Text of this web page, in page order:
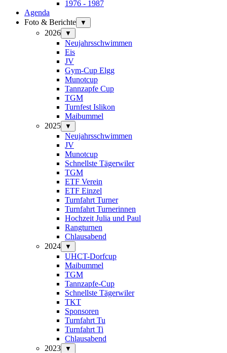
1976 - 1987
Agenda
Foto & Berichte
▼
2026 ▼
Neujahrsschwimmen
Eis
JV
Gym-Cup Elgg
Munotcup
Tannzapfe Cup
TGM
Turnfest Islikon
Maibummel
2025
▼
Neujahrsschwimmen
JV
Munotcup
Schnellste Tägerwiler
TGM
ETF Verein
ETF Einzel
Turnfahrt Turner
Turnfahrt Turnerinnen
Hochzeit Julia und Paul
Rangturnen
Chlausabend
2024
▼
UHCT-Dorfcup
Maibummel
TGM
Tannzapfe-Cup
Schnellste Tägerwiler
TKT
Sponsoren
Turnfahrt Tu
Turnfahrt Ti
Chlausabend
2023
▼